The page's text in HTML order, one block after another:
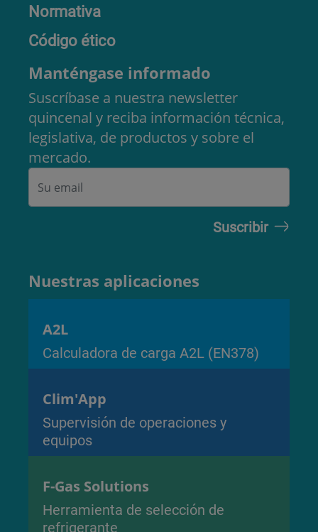
Normativa
Código ético
Manténgase informado
Suscríbase a nuestra newsletter
quincenal y reciba información técnica,
legislativa, de productos y sobre el
mercado.
Nuestras aplicaciones
A2L
Calculadora de carga A2L (EN378)
Clim'App
Supervisión de operaciones y
equipos
F-Gas Solutions
Herramienta de selección de
refrigerante